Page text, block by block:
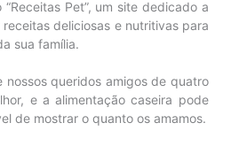
“Receitas Pet”, um site dedicado a
deliciosas e nutritivas para
sua família.
nossos queridos amigos de quatro
e a alimentação caseira pode
de mostrar o quanto os amamos.